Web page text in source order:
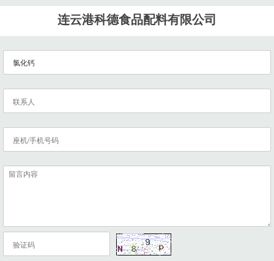
连云港科德食品配料有限公司